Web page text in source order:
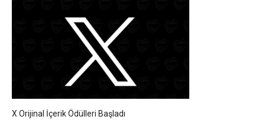
X Orijinal İçerik Ödülleri Başladı